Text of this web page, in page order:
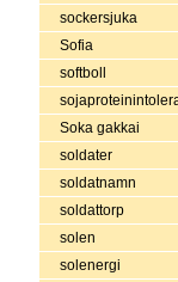
sockersjuka
Sofia
softboll
Soka gakkai
soldater
soldatnamn
soldattorp
solen
solenergi